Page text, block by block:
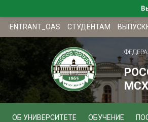
ENTRANT_OAS СТУДЕНТАМ
ОБ УНИВЕРСИТЕТЕ ОБУЧЕНИЕ